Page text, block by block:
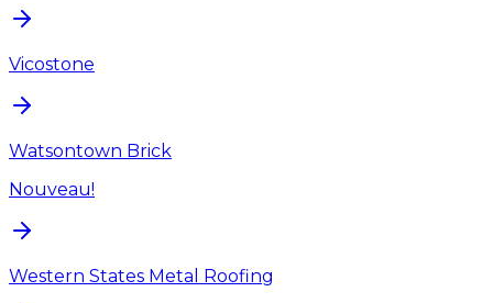
Vicostone
Watsontown Brick
Nouveau!
Western States Metal Roofing